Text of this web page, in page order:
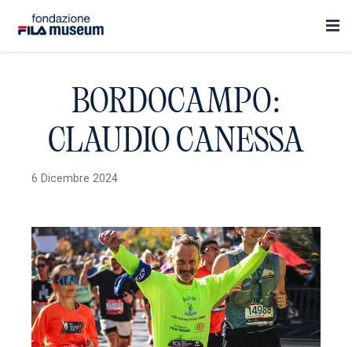
BORDOCAMPO:
CLAUDIO CANESSA
6 Dicembre 2024